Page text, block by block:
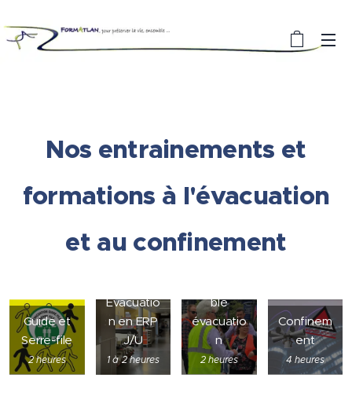
Nos entrainements et
formations à l'évacuation
et au confinement
Guide et
Serre-file
2 heures
Évacuatio
n en ERP
J/U
1 à 2 heures
ble
évacuatio
n
2 heures
Confinem
ent
4 heures